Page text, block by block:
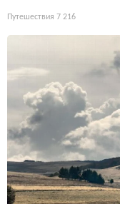
Путешествия 7 216